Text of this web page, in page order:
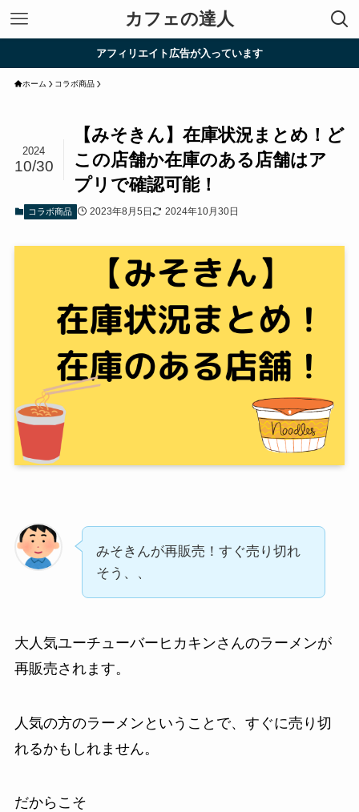
カフェの達人
アフィリエイト広告が入っています
ホーム コラボ商品
【みそきん】在庫状況まとめ！ど
この店舗か在庫のある店舗はア
プリで確認可能！
2024
10/30
コラボ商品 2023年8月5日 2024年10月30日
みそきんが再販売！すぐ売り切れ
そう、、
大人気ユーチューバーヒカキンさんのラーメンが
再販売されます。
人気の方のラーメンということで、すぐに売り切
れるかもしれません。
だからこそ